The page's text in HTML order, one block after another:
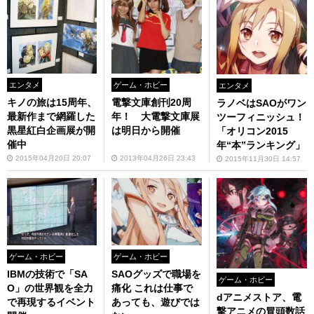
エンタメ
キノの旅は15周年、
最新作まで網羅した
黒星紅白企画展が開
催中
2015年04月20日 20:07
ゲーム・ホビー
電撃文庫創刊20周
年！ 大電撃文庫展
は明日から開催
2013年04月26日 23:43
エンタメ
ラノベはSAOがワン
ツーフィニッシュ！
「オリコン2015
年“本”ランキング」
2015年11月30日 14:57
ゲーム・ホビー
IBMの技術で「SA
O」の世界観を全力
で再現するイベント
ゲーム・ホビー
SAOグッズで職場を
痛化 これは仕事で
あっても、遊びでは
ゲーム・ホビー
dアニメストア、電
撃アニメの冒頭数話